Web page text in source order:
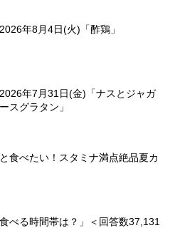
年8月4日(火)「酢鶏」
2026年7月31日(金)「ナスとジャガ
スグラタン」
食べたい！スタミナ満点絶品夏カ
べる時間帯は？」＜回答数37,131